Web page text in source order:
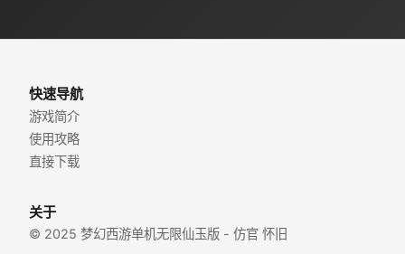
快速导航
游戏简介
使用攻略
直接下载
关于
© 2025 梦幻西游单机无限仙玉版 - 仿官 怀旧